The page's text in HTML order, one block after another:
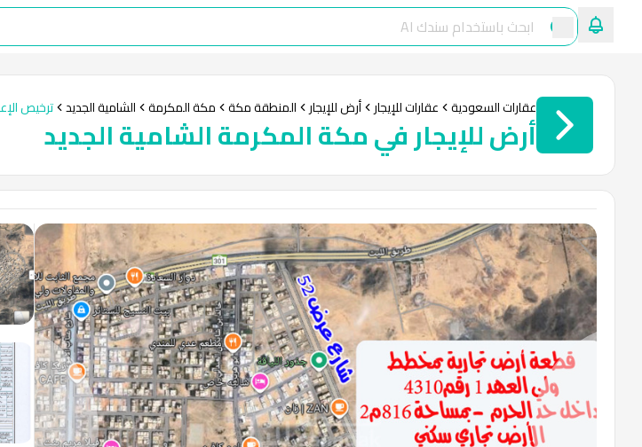
عقارات السعودية عقارات للإيجار أرض للإيجار المنطقة مكة مكة المكرمة الشامية الجديد ترخيص
أرض للإيجار في مكة المكرمة الشامية الجديد